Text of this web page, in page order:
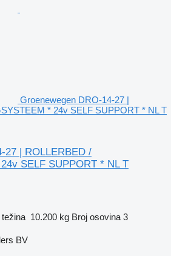
Groenewegen DRO-14-27 |
* 24v SELF SUPPORT * NL T
27 | ROLLERBED /
SELF SUPPORT * NL T
težina 10.200 kg Broj osovina 3
BV